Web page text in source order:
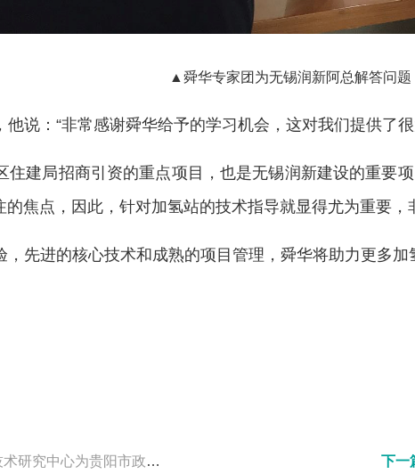
▲舜华专家团为无锡润新阿总解答问题
说：“非常感谢舜华给予的学习机会，这对我们提供了
住建局招商引资的重点项目，也是无锡润新建设的重要
焦点，因此，针对加氢站的技术指导就显得尤为重要，
先进的核心技术和成熟的项目管理，舜华将助力更多加
贵阳市政府举办氢能专题讲座 下一